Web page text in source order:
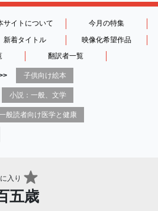
サイトについて
今月の特集
新着タイトル
映像化希望作品
翻訳者一覧
子供向け絵本
小説：一般、文学
般読者向け医学と健康
入り
五歳